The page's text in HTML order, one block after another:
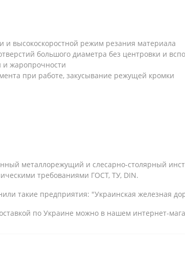
и высокоскоростной режим резания материала
большого диаметра без центровки и
и жаропрочности
при работе, закусывание режущей кромки
металлорежущий и слесарно-столярный
требованиями ГОСТ, ТУ, DIN.
такие предприятия: "Украинская железная
по Украине можно в нашем интернет-